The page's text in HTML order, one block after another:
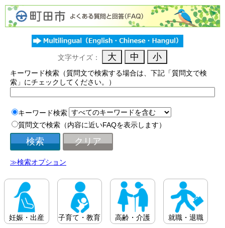
文字サイズ：
キーワード検索（質問文で検索する場合は、下記「質問文で検
索」にチェックしてください。）
キーワード検索
質問文で検索（内容に近いFAQを表示します）
≫検索オプション
妊娠・出産 子育て・教育 高齢・介護 就職・退職